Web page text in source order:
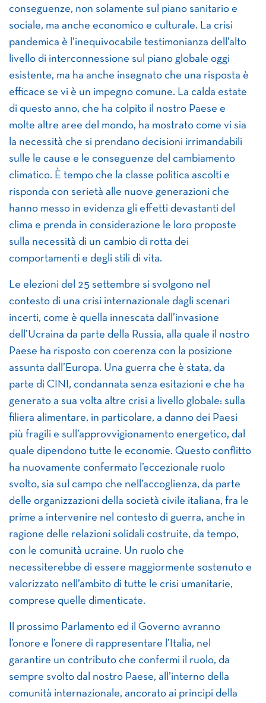
conseguenze, non solamente sul piano sanitario e
sociale, ma anche economico e culturale. La crisi
pandemica è l’inequivocabile testimonianza dell’alto
livello di interconnessione sul piano globale oggi
esistente, ma ha anche insegnato che una risposta è
efficace se vi è un impegno comune. La calda estate
di questo anno, che ha colpito il nostro Paese e
molte altre aree del mondo, ha mostrato come vi sia
la necessità che si prendano decisioni irrimandabili
sulle le cause e le conseguenze del cambiamento
climatico. È tempo che la classe politica ascolti e
risponda con serietà alle nuove generazioni che
hanno messo in evidenza gli effetti devastanti del
clima e prenda in considerazione le loro proposte
sulla necessità di un cambio di rotta dei
comportamenti e degli stili di vita.
Le elezioni del 25 settembre si svolgono nel
contesto di una crisi internazionale dagli scenari
incerti, come è quella innescata dall’invasione
dell’Ucraina da parte della Russia, alla quale il nostro
Paese ha risposto con coerenza con la posizione
assunta dall’Europa. Una guerra che è stata, da
parte di CINI, condannata senza esitazioni e che ha
generato a sua volta altre crisi a livello globale: sulla
filiera alimentare, in particolare, a danno dei Paesi
più fragili e sull’approvvigionamento energetico, dal
quale dipendono tutte le economie. Questo conflitto
ha nuovamente confermato l’eccezionale ruolo
svolto, sia sul campo che nell’accoglienza, da parte
delle organizzazioni della società civile italiana, fra le
prime a intervenire nel contesto di guerra, anche in
ragione delle relazioni solidali costruite, da tempo,
con le comunità ucraine. Un ruolo che
necessiterebbe di essere maggiormente sostenuto e
valorizzato nell’ambito di tutte le crisi umanitarie,
comprese quelle dimenticate.
Il prossimo Parlamento ed il Governo avranno
l’onore e l’onere di rappresentare l’Italia, nel
garantire un contributo che confermi il ruolo, da
sempre svolto dal nostro Paese, all’interno della
comunità internazionale, ancorato ai principi della